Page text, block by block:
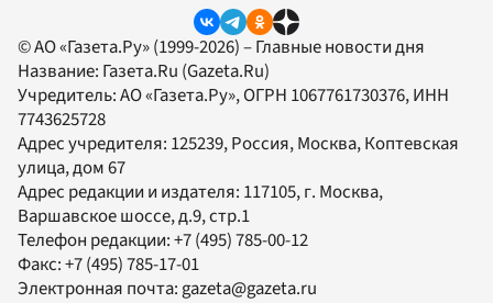
© АО «Газета.Ру» (1999-2026) – Главные новости дня
Название: Газета.Ru (Gazeta.Ru)
Учредитель:АО «Газета.Ру», ОГРН 1067761730376, ИНН
7743625728
Адрес учредителя: 125239, Россия, Москва, Коптевская
улица, дом 67
Адрес редакции и издателя: 117105, г. Москва,
Варшавское шоссе, д.9, стр.1
Телефон редакции:+7 (495) 785-00-12
Факс:+7 (495) 785-17-01
Электронная почта: gazeta@gazeta.ru